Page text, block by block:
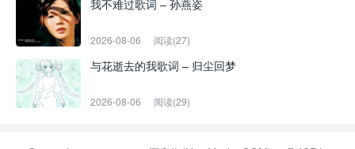
我不难过歌词 – 孙燕姿
2026-08-06 阅读(27)
与花逝去的我歌词 – 归尘回梦
2026-08-06 阅读(29)